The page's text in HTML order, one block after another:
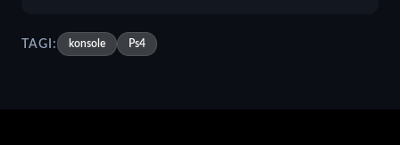
TAGI: konsole Ps4